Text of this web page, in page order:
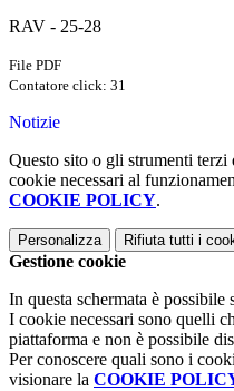
RAV - 25-28
File PDF
Contatore click: 31
Notizie
Questo sito o gli strumenti
cookie necessari al
COOKIE POLICY.
Personalizza Rifiuta tutti i
Gestione cookie
In questa schermata è
I cookie necessari sono quelli
piattaforma e non è possibile
Per conoscere quali sono i
visionare la COOKIE